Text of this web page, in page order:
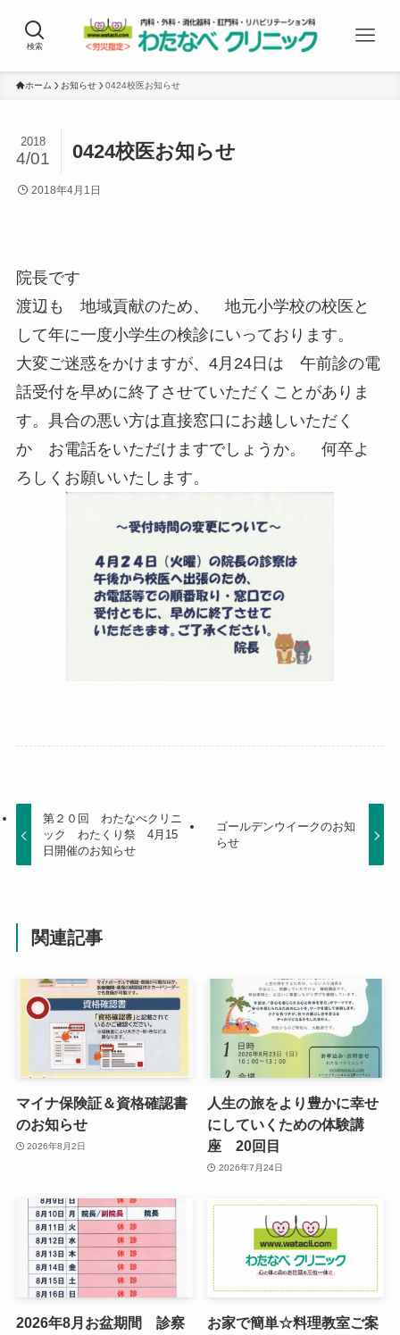
検索
ホーム お知らせ 0424校医お知らせ
0424校医お知らせ
2018
4/01
2018年4月1日
院長です
渡辺も 地域貢献のため、 地元小学校の校医と
して年に一度小学生の検診にいっております。
大変ご迷惑をかけますが、4月24日は 午前診の電
話受付を早めに終了させていただくことがありま
す。具合の悪い方は直接窓口にお越しいただく
か お電話をいただけますでしょうか。 何卒よ
ろしくお願いいたします。
第２０回 わたなべクリニ
ック わたくり祭 4月15
日開催のお知らせ
ゴールデンウイークのお知
らせ
関連記事
マイナ保険証＆資格確認書
のお知らせ
2026年8月2日
人生の旅をより豊かに幸せ
にしていくための体験講
座 20回目
2026年7月24日
2026年8月お盆期間 診察
お家で簡単☆料理教室ご案